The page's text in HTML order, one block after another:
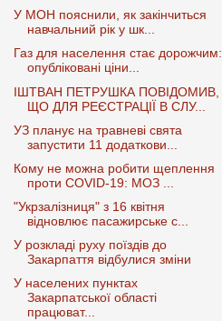
У МОН пояснили, як закінчиться
навчальний рік у шк...
Газ для населення стає дорожчим:
опубліковані ціни...
ІШТВАН ПЕТРУШКА ПОВІДОМИВ,
ЩО ДЛЯ РЕЄСТРАЦІЇ В СЛУ...
УЗ планує на травневі свята
запустити 11 додаткови...
Кому не можна робити щеплення
проти COVID-19: МОЗ ...
"Укрзалізниця" з 16 квітня
відновлює пасажирське с...
У розкладі руху поїздів до
Закарпаття відбулися зміни
У населених пунктах
Закарпатської області
працюват...